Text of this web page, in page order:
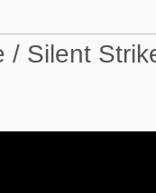
/ Silent